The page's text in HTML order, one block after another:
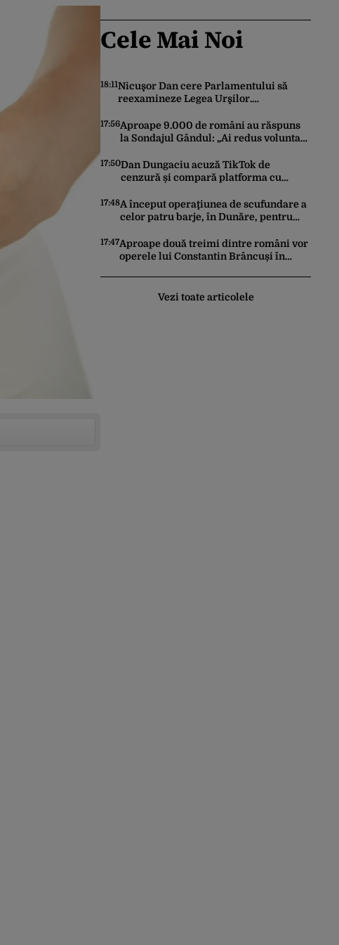
Cele Mai Noi
18:11Nicuşor Dan cere Parlamentului să
reexamineze Legea Urşilor.
monitorizare în timp real
17:56Aproape 9.000 de români au răspuns
la Sondajul Gândul: „Ai redus voluntar
contextul crizei energetice?”
Rezultatul a fost o surpriză
17:50Dan Dungaciu acuză TikTok de
cenzură și compară platforma cu
plânsu! Ne-am întors de unde am
plecat!”
17:48A început operaţiunea de scufundare a
celor patru barje, în Dunăre, pentru
17:47Aproape două treimi dintre români vor
operele lui Constantin Brâncuși în
Vezi toate articolele